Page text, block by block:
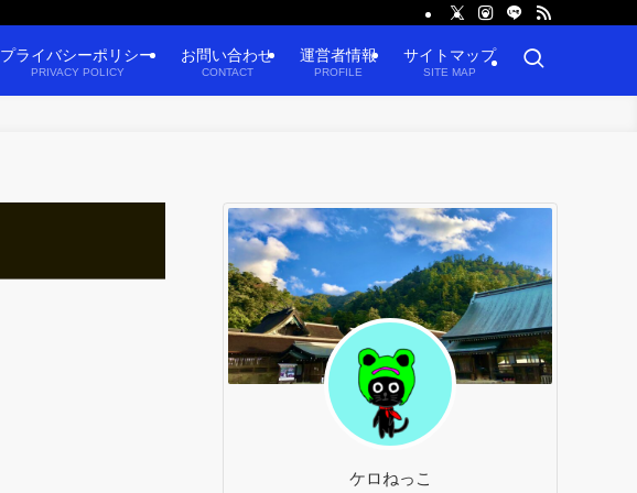
プライバシーポリシー
PRIVACY POLICY
お問い合わせ
CONTACT
運営者情報
PROFILE
サイトマップ
SITE MAP
ケロねっこ